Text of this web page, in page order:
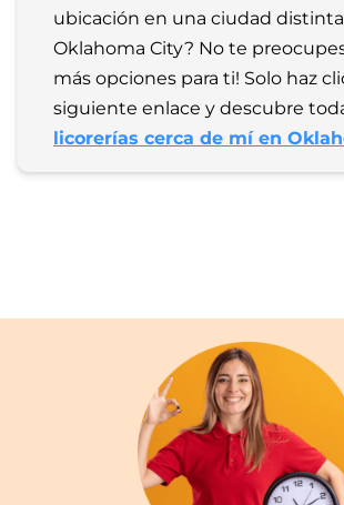
ubicación en una ciudad
Oklahoma City? No te
más opciones para ti! Solo haz
licorerías cerca de mí en